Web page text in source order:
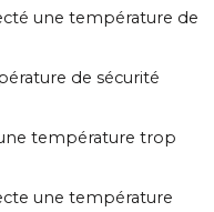
une température de
de sécurité
température trop
une température